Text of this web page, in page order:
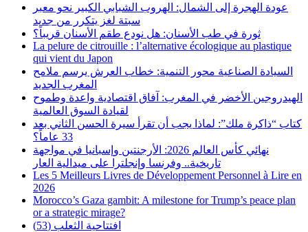
عودة الهجرة إلى الشمال: الهروب الشبابي الكبير نحو معبر
سبتة لغز يتكرر من جديد
ثورة في طب الأسنان: هل نودع طقم الأسنان قريباً؟
La pelure de citrouille : l’alternative écologique au plastique
qui vient du Japon
السيادة الصناعية محور التنمية: خطاب العرش يرسم ملامح
المغرب الجديد
الهيدروجين الأخضر في المغرب: آفاق اقتصادية واعدة وطموح
لقيادة السوق العالمية
كتاب “ذاكرة ملك”: لماذا يجب أن تقرأ سيرة الحسن الثاني بعد
33 عاماً؟
نهائي كأس العالم 2026: الأرجنتين وإسبانيا في مواجهة
تاريخية.. وفرنسا وإنجلترا على ميدالية العار
Les 5 Meilleurs Livres de Développement Personnel à Lire en
2026
Morocco’s Gaza gambit: A milestone for Trump’s peace plan
or a strategic mirage?
افتتاحية الثعلب (53)